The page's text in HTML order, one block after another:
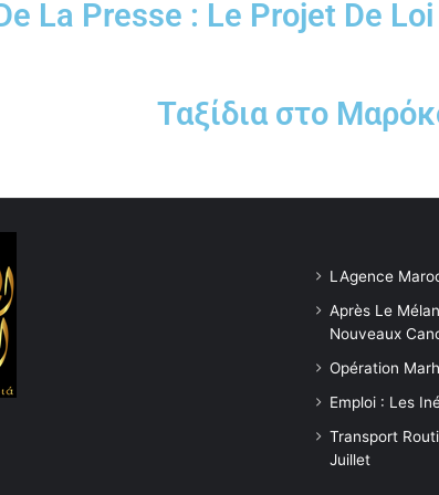
La Presse : Le Projet De
Ταξίδια στο
LAgence
Après Le
Nouveaux
Opération
Emploi : Les
Transport
Juillet